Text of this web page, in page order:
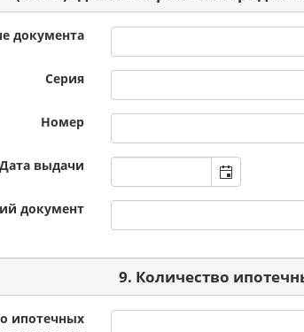
документа
Серия
Номер
Дата выдачи
документ
9. Количество
ипотечных